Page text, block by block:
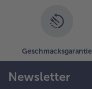
Geschmacksgarantie
Newsletter